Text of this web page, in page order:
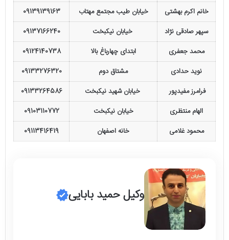
خانم اکرم بهشتی خیابان طیب مجتمع مهتاب
09139139163
سپهر صادقی نژاد
خیابان نیکبخت
09137166240
محمد جعفری
ابتدای چهارباغ بالا
09124140738
نوید حدادی
مشتاق دوم
09133276320
فرامرز مفیدپور
خیابان شهید نیکبخت
09133264586
الهام منتظری
خیابان نیکبخت
09103110772
محمود غلامی
خانه اصفهان 09113416419
وکیل حمید بابایی